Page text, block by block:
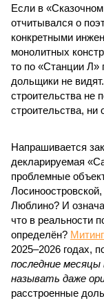
Если в
отчитывался о
конкретными
монолитных
то по «Станции Л»
дольщики не
строительства не
строительства,
Напрашивается
декларируемая
проблемные
Люблино? И
что в реальности
определён?
2025–2026 годах,
последние
называть даже
расстроенные